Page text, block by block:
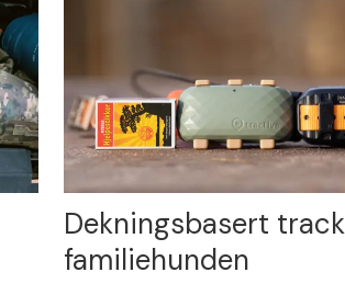
Dekningsbasert
familiehunden